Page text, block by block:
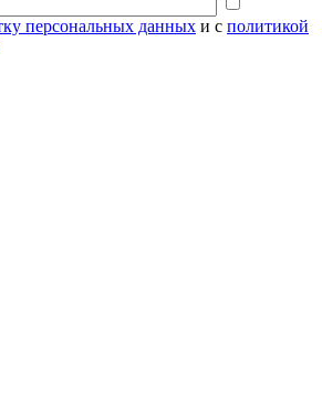
персональных данных и с политикой